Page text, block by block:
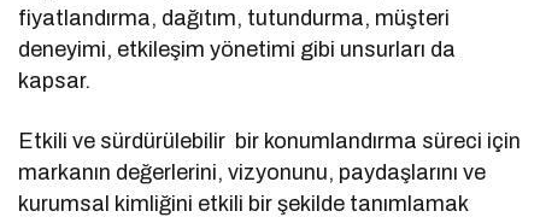
fiyatlandırma, dağıtım, tutundurma, müşteri
deneyimi, etkileşim yönetimi gibi unsurları da
kapsar.
Etkili ve sürdürülebilir bir konumlandırma süreci için
markanın değerlerini, vizyonunu, paydaşlarını ve
kurumsal kimliğini etkili bir şekilde tanımlamak